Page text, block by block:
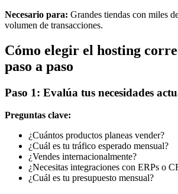
Necesario para: Grandes tiendas con miles
volumen de transacciones.
Cómo elegir el hosting
paso a paso
Paso 1: Evalúa tus necesidades
Preguntas clave:
¿Cuántos productos planeas vender?
¿Cuál es tu tráfico esperado mensual?
¿Vendes internacionalmente?
¿Necesitas integraciones con ERPs o
¿Cuál es tu presupuesto mensual?